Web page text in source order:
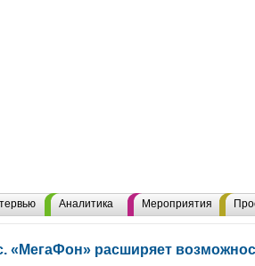
Аналитика Мероприятия
«МегаФон» расширяет